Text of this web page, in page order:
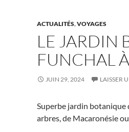
ACTUALITÉS,VOYAGES
LE JARDIN
FUNCHAL
JUIN 29, 2024 LAISSER
Superbe jardin botanique
arbres, de Macaronésie